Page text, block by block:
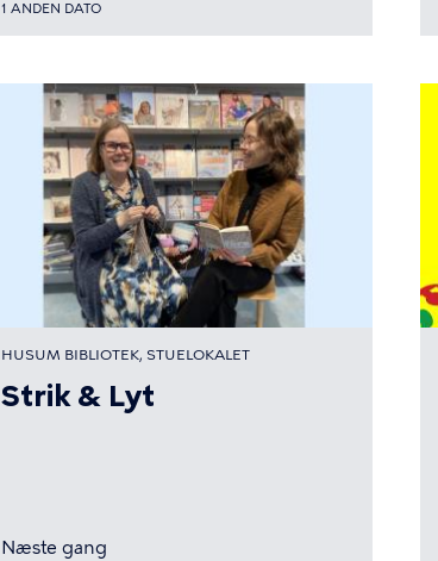
1 ANDEN DATO
HUSUM BIBLIOTEK, STUELOKALET
Strik & Lyt
Næste gang